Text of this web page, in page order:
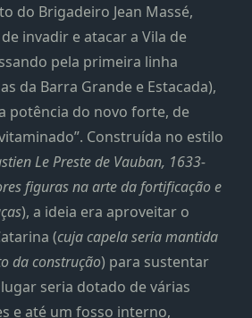
do Brigadeiro Jean Massé,
invadir e atacar a Vila de
pela primeira linha
da Barra Grande e Estacada),
potência do novo forte, de
Construída no estilo
Le Preste de Vauban, 1633-
figuras na arte da fortificação e
), a ideia era aproveitar o
(cuja capela seria mantida
da construção) para sustentar
lugar seria dotado de várias
e até um fosso interno,